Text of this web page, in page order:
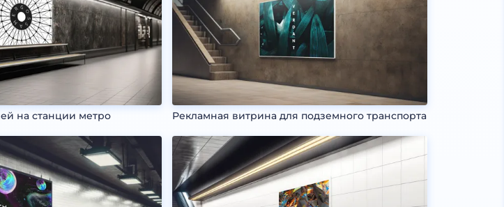
на станции метро Рекламная витрина для подземного транспорта